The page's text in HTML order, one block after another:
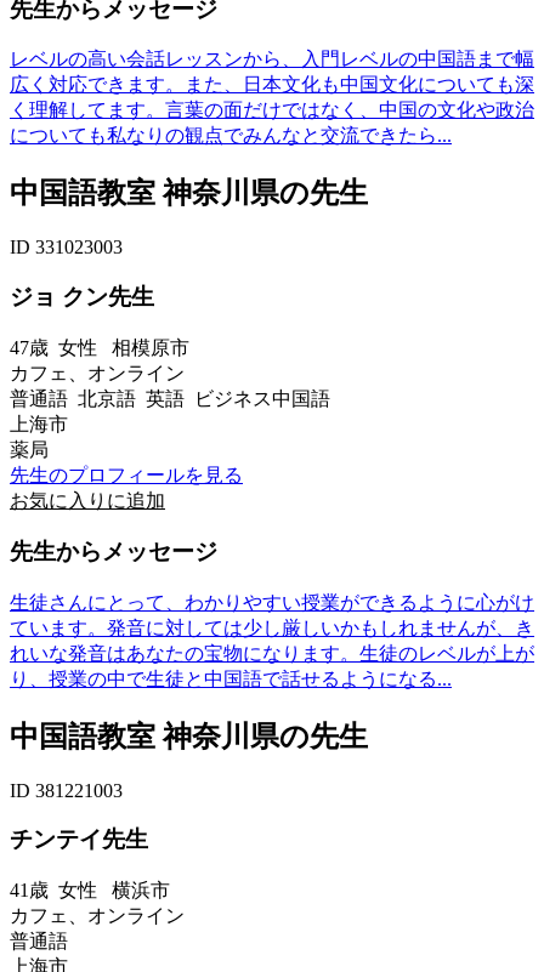
先生からメッセージ
レベルの高い会話レッスンから、入門レベルの中国語まで幅
広く対応できます。また、日本文化も中国文化についても深
く理解してます。言葉の面だけではなく、中国の文化や政治
についても私なりの観点でみんなと交流できたら...
中国語教室 神奈川県の先生
ID 331023003
ジョ クン先生
47歳 女性 相模原市
カフェ、オンライン
普通語 北京語 英語 ビジネス中国語
上海市
薬局
先生のプロフィールを見る
お気に入りに追加
先生からメッセージ
生徒さんにとって、わかりやすい授業ができるように心がけ
ています。発音に対しては少し厳しいかもしれませんが、き
れいな発音はあなたの宝物になります。生徒のレベルが上が
り、授業の中で生徒と中国語で話せるようになる...
中国語教室 神奈川県の先生
ID 381221003
チンテイ先生
41歳 女性 横浜市
カフェ、オンライン
普通語
上海市